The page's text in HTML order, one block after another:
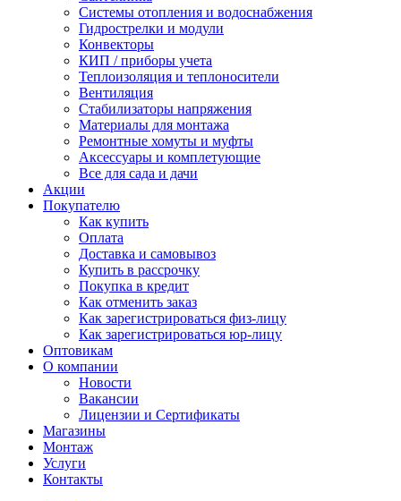
Системы отопления и водоснабжения
Гидрострелки и модули
Конвекторы
КИП / приборы учета
Теплоизоляция и теплоносители
Вентиляция
Стабилизаторы напряжения
Материалы для монтажа
Ремонтные хомуты и муфты
Аксессуары и комплетующие
Все для сада и дачи
Акции
Покупателю
Как купить
Оплата
Доставка и самовывоз
Купить в рассрочку
Покупка в кредит
Как отменить заказ
Как зарегистрироваться физ-лицу
Как зарегистрироваться юр-лицу
Оптовикам
О компании
Новости
Вакансии
Лицензии и Сертификаты
Магазины
Монтаж
Услуги
Контакты